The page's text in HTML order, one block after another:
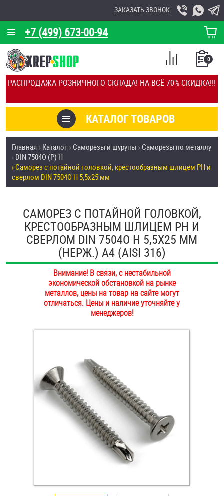
РАСПРОДАЖА РОЗНИЧНОГО СКЛАДА! НА ВСЁ 70% СКИДКА!!!
+7 (499) 673-00-94
ЗАКАЗАТЬ ЗВОНОК
КОРЗИНА
О КОМПАНИИ
КАЛЬКУЛЯТОР
ОТЗЫВЫ
УСЛУГИ
СКИДКИ
ПОКУПАТЕЛЯМ
ОПЛАТА И ДОСТАВКА
НАШИ МАГАЗИНЫ
КАТАЛОГ ТОВАРОВ
0
СПИСОК
СРАВНЕНИЕ
Товары со скидкой
Анкеры
Антивандальный крепёж, инструмент
Болты и винты
Втулки
Гайки
Дюбели
Дюймовый крепёж
Инструмент
Крюки, кольца с метрической резьбой
Крюки, кольца с шурупной резьбой
Главная Каталог Саморезы и шурупы
Саморезы по металлу
DIN 7504О (Р) H
Саморез с потайной головкой, крестообразным шлицем PH и
сверлом DIN 7504O H 5,5х25 мм
САМОРЕЗ С ПОТАЙНОЙ ГОЛОВКОЙ,
КРЕСТООБРАЗНЫМ ШЛИЦЕМ PH И
СВЕРЛОМ DIN 7504O H 5,5Х25 ММ
(НЕРЖ.) A4 (AISI 316)
Внимание! В связи, с нестабильной
экономической обстановкой на рынке
металлов, цены на товар на сайте могут
отличаться. Цены и наличие уточняйте у
менеджеров!